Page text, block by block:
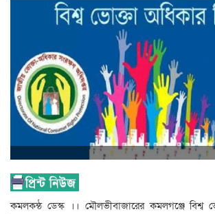
কমলকন্ঠ ডেস্ক ।। মৌলভীবাজারের কমলগঞ্জে বিশ্ব